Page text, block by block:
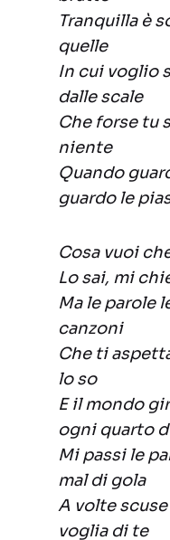
Tranquilla è
quelle
In cui voglio
dalle scale
Che forse tu
niente
Quando
guardo le
Cosa vuoi
Lo sai, mi
Ma le parole
canzoni
Che ti
lo so
E il mondo
ogni quarto
Mi passi le
mal di gola
A volte
voglia di te